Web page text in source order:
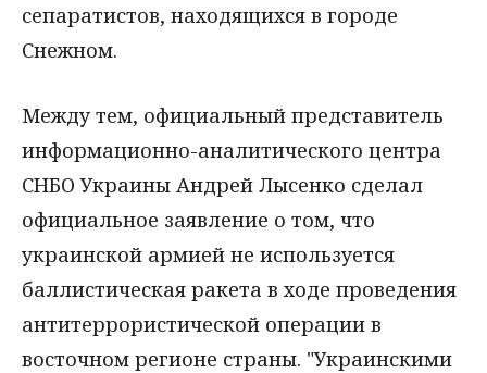
сепаратистов, находящихся в городе
Снежном.
Между тем, официальный представитель
информационно-аналитического центра
СНБО Украины Андрей Лысенко сделал
официальное заявление о том, что
украинской армией не используется
баллистическая ракета в ходе проведения
антитеррористической операции в
восточном регионе страны. "Украинскими